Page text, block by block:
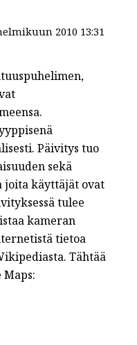
2010 13:31
Päivitys tuo
sekä
joita käyttäjät ovat
tulee
kameran
tietoa
Tähtää